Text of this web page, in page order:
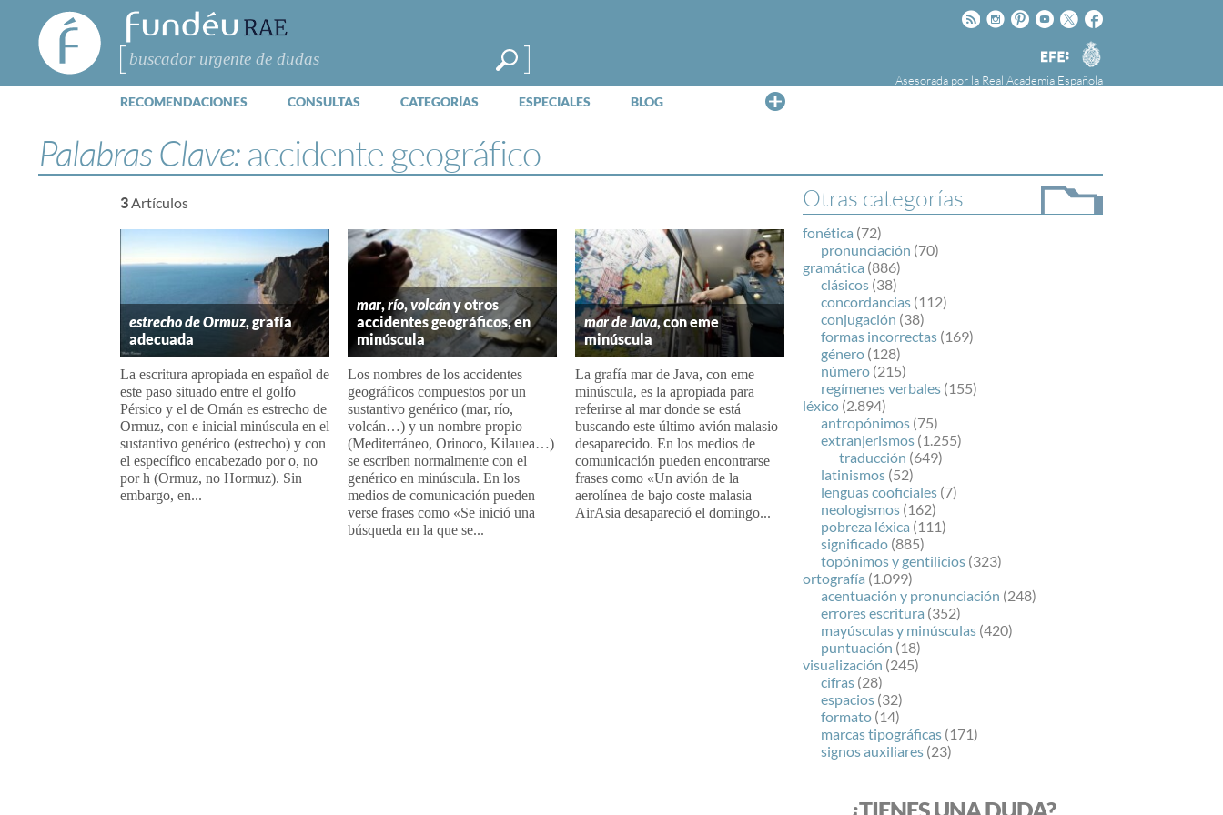
FundéuRAE
- Fundación
del Español
Urgente
Buscar
Facebook
Twitter
Youtube
Pinteres
Instagram
Rss
Agencia
EFE
Asesorada por la Real Academia Española
RECOMENDACIONES CONSULTAS CATEGORÍAS ESPECIALES BLOG
la Agencia Efe y la Real Academia Española,
cuyo objetivo es colaborar con el buen uso del
español en los medios de comunicación y en
Internet.
Palabras Clave:accidente geográfico
Otras categorías
fonética (72)
pronunciación (70)
gramática (886)
clásicos (38)
concordancias (112)
conjugación (38)
formas incorrectas (169)
género (128)
número (215)
regímenes verbales (155)
léxico (2.894)
antropónimos (75)
extranjerismos (1.255)
traducción (649)
latinismos (52)
lenguas cooficiales (7)
neologismos (162)
pobreza léxica (111)
significado (885)
topónimos y gentilicios (323)
ortografía (1.099)
acentuación y pronunciación (248)
errores escritura (352)
mayúsculas y minúsculas (420)
puntuación (18)
visualización (245)
cifras (28)
espacios (32)
formato (14)
marcas tipográficas (171)
signos auxiliares (23)
3Artículos
estrecho de Ormuz, grafía
adecuada
La escritura apropiada en español de
este paso situado entre el golfo
Pérsico y el de Omán es estrecho de
Ormuz, con e inicial minúscula en el
sustantivo genérico (estrecho) y con
el específico encabezado por o, no
por h (Ormuz, no Hormuz). Sin
embargo, en...
mar, río, volcány otros
accidentes geográficos, en
minúscula
Los nombres de los accidentes
geográficos compuestos por un
sustantivo genérico (mar, río,
volcán…) y un nombre propio
(Mediterráneo, Orinoco, Kilauea…)
se escriben normalmente con el
genérico en minúscula. En los
medios de comunicación pueden
verse frases como «Se inició una
búsqueda en la que se...
mar de Java, con eme
minúscula
La grafía mar de Java, con eme
minúscula, es la apropiada para
referirse al mar donde se está
buscando este último avión malasio
desaparecido. En los medios de
comunicación pueden encontrarse
frases como «Un avión de la
aerolínea de bajo coste malasia
AirAsia desapareció el domingo...
¿TIENES UNA DUDA?